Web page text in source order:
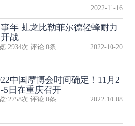
2022-11-16
年 虬龙比勒菲尔德轻蜂耐力
战
:2934次 评论:0条 2022-10-20
中国摩博会时间确定！11月2
-5日在重庆召开
:2758次 评论:0条 2022-10-08